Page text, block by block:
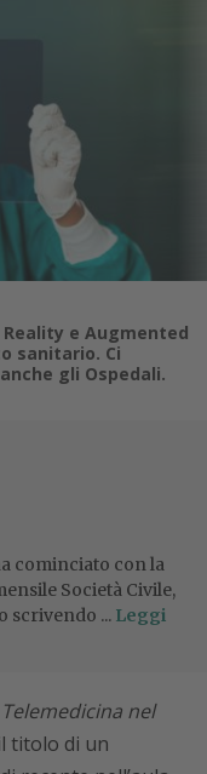
e Augmented
sanitario. Ci
gli Ospedali.
cominciato con la
Società Civile,
scrivendo ... Leggi
nel
titolo di un